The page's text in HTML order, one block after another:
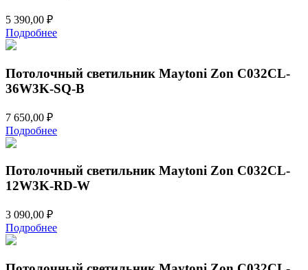
5 390,00 ₽
Подробнее
Потолочный светильник Maytoni Zon C032CL-
36W3K-SQ-B
7 650,00 ₽
Подробнее
Потолочный светильник Maytoni Zon C032CL-
12W3K-RD-W
3 090,00 ₽
Подробнее